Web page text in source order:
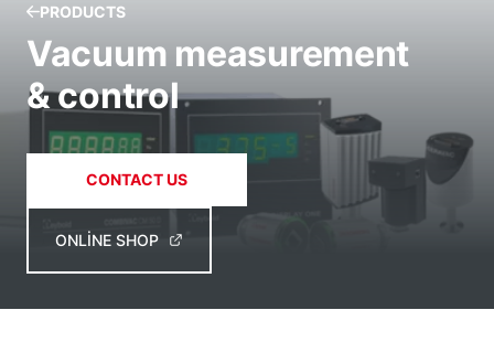
PRODUCTS
Vacuum measurement
& control
CONTACT US
ONLINE SHOP